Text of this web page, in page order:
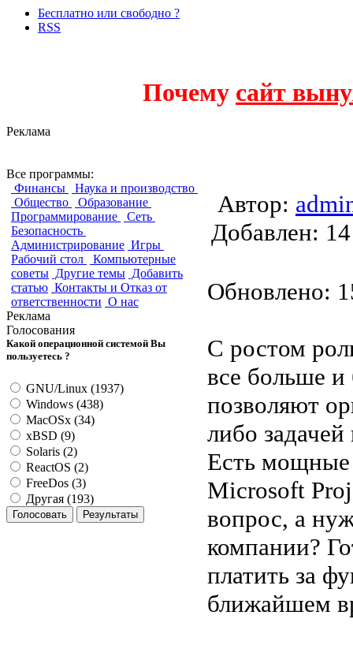
Бесплатно или свободно ?
RSS
Почему сайт
Реклама
Все программы:
Финансы
Наука и производство
Общество
Образование
Программирование
Сеть
Безопасность
Администрирование Игры
Рабочий стол
Компьютерные
советы Другие темы Добавить
статью Контакты и Отказ от
ответственности О нас
Реклама
Голосования
Какой операционной системой Вы
пользуетесь ?
GNU/Linux (1937)
Windows (438)
MacOSx (34)
xBSD (9)
Solaris (2)
ReactOS (2)
FreeDos (3)
Другая (193)
Автор:
Обновлено:
С ростом
все больше
позволяют
либо
Есть мощные
Microsoft
вопрос, а
компании?
платить за
ближайшем